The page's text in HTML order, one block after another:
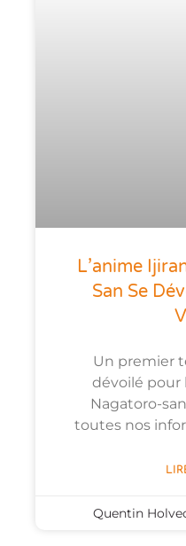
L’anime
San Se
Un premier
dévoilé pour
Nagatoro-
toutes nos
Quentin